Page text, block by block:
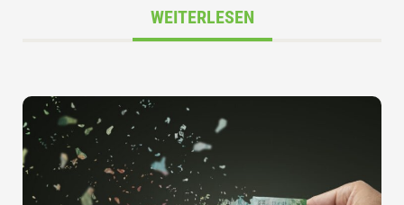
WEITERLESEN